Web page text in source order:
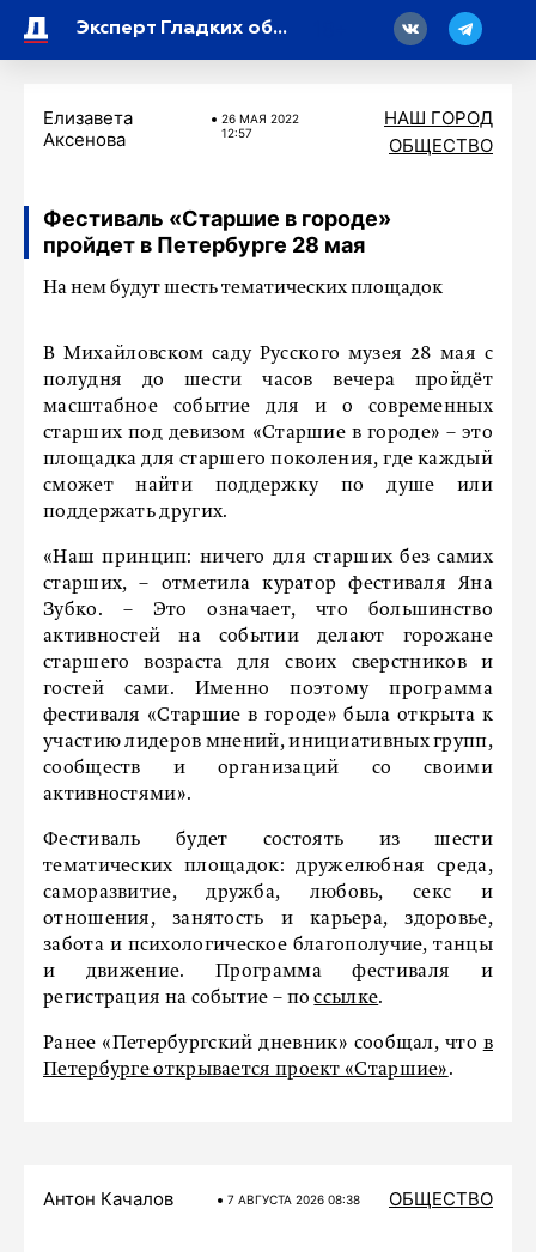
Эксперт Гладких объяснила, откуда в отношениях возникает ревность к коту
Елизавета
Аксенова
26 МАЯ 2022
12:57
НАШ ГОРОД
ОБЩЕСТВО
Фестиваль «Старшие в городе»
пройдет в Петербурге 28 мая
На нем будут шесть тематических площадок
В Михайловском саду Русского музея 28 мая с
полудня до шести часов вечера пройдёт
масштабное событие для и о современных
старших под девизом «Старшие в городе» – это
площадка для старшего поколения, где каждый
сможет найти поддержку по душе или
поддержать других.
«Наш принцип: ничего для старших без самих
старших, – отметила куратор фестиваля Яна
Зубко. – Это означает, что большинство
активностей на событии делают горожане
старшего возраста для своих сверстников и
гостей сами. Именно поэтому программа
фестиваля «Старшие в городе» была открыта к
участию лидеров мнений, инициативных групп,
сообществ и организаций со своими
активностями».
Фестиваль будет состоять из шести
тематических площадок: дружелюбная среда,
саморазвитие, дружба, любовь, секс и
отношения, занятость и карьера, здоровье,
забота и психологическое благополучие, танцы
и движение. Программа фестиваля и
регистрация на событие – поссылке.
Ранее «Петербургский дневник» сообщал, что в
Петербурге открывается проект «Старшие».
Антон Качалов 7 АВГУСТА 2026 08:38 ОБЩЕСТВО